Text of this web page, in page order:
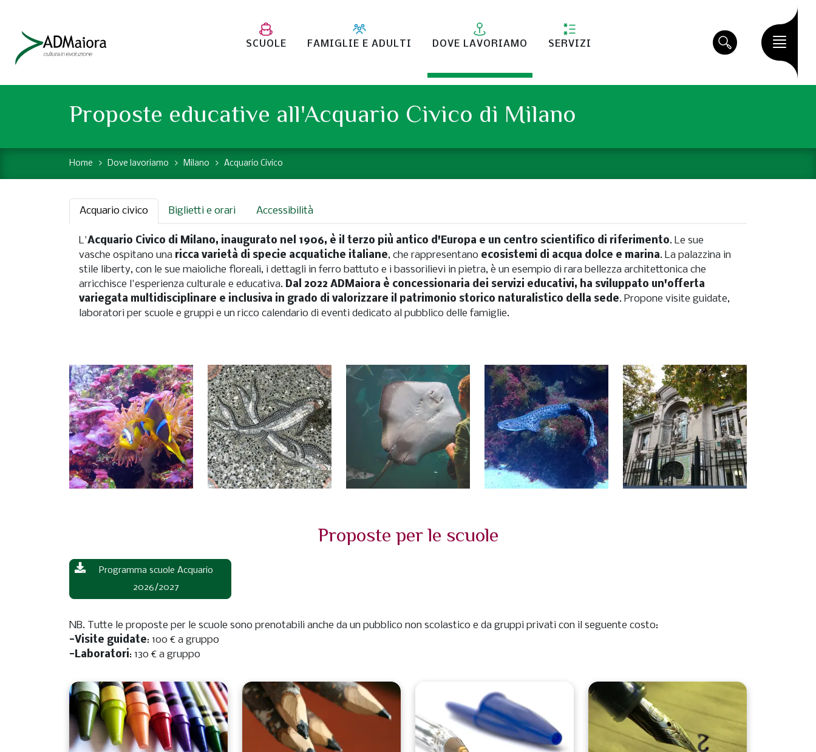
SCUOLE FAMIGLIE E ADULTI DOVE LAVORIAMO SERVIZI
Proposte educative all'Acquario Civico di Milano
Home Dove lavoriamo Milano Acquario Civico
Acquario civico Biglietti e orari Accessibilità
L'Acquario Civico di Milano, inaugurato nel 1906, è il terzo più antico d'Europa e un centro scientifico di riferimento. Le sue
vasche ospitano una ricca varietà di specie acquatiche italiane, che rappresentano ecosistemi di acqua dolce e marina. La palazzina in
stile liberty, con le sue maioliche floreali, i dettagli in ferro battuto e i bassorilievi in pietra, è un esempio di rara bellezza architettonica che
arricchisce l'esperienza culturale e educativa. Dal 2022 ADMaiora è concessionaria dei servizi educativi, ha sviluppato un'offerta
variegata multidisciplinare e inclusiva in grado di valorizzare il patrimonio storico naturalistico della sede. Propone visite guidate,
laboratori per scuole e gruppi e un ricco calendario di eventi dedicato al pubblico delle famiglie.
Proposte per le scuole
Programma scuole Acquario
2026/2027
NB. Tutte le proposte per le scuole sono prenotabili anche da un pubblico non scolastico e da gruppi privati con il seguente costo:
-Visite guidate: 100 € a gruppo
-Laboratori: 130 € a gruppo